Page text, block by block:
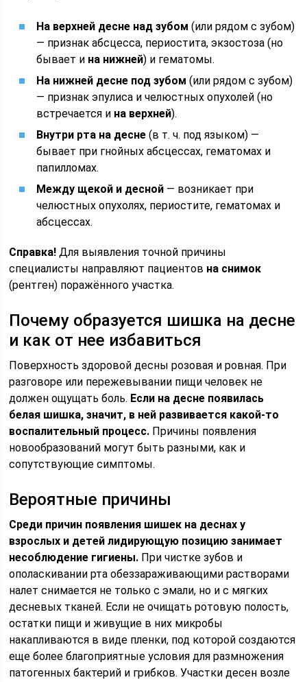
На верхней десне над зубом (или рядом с зубом)
— признак абсцесса, периостита, экзостоза (но
бывает и на нижней) и гематомы.
На нижней десне под зубом (или рядом с зубом)
— признак эпулиса и челюстных опухолей (но
встречается и на верхней).
Внутри рта на десне (в т. ч. под языком) —
бывает при гнойных абсцессах, гематомах и
папилломах.
Между щекой и десной — возникает при
челюстных опухолях, периостите, гематомах и
абсцессах.
Справка! Для выявления точной причины
специалисты направляют пациентов на снимок
(рентген) поражённого участка.
Почему образуется шишка на десне
и как от нее избавиться
Поверхность здоровой десны розовая и ровная. При
разговоре или пережевывании пищи человек не
должен ощущать боль. Если на десне появилась
белая шишка, значит, в ней развивается какой-то
воспалительный процесс. Причины появления
новообразований могут быть разными, как и
сопутствующие симптомы.
Вероятные причины
Среди причин появления шишек на деснах у
взрослых и детей лидирующую позицию занимает
несоблюдение гигиены. При чистке зубов и
ополаскивании рта обеззараживающими растворами
налет снимается не только с эмали, но и с мягких
десневых тканей. Если не очищать ротовую полость,
остатки пищи и живущие в них микробы
накапливаются в виде пленки, под которой создаются
еще более благоприятные условия для размножения
патогенных бактерий и грибков. Участки десен возле